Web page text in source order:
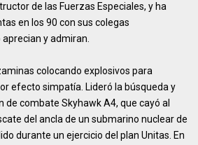
de las Fuerzas Especiales, y ha
en los 90 con sus colegas
y admiran.
colocando explosivos para
efecto simpatía. Lideró la búsqueda y
de combate Skyhawk A4, que cayó al
del ancla de un submarino nuclear de
durante un ejercicio del plan Unitas. En